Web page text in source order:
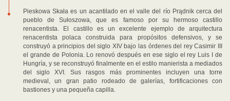
Pieskowa Skała es un acantilado en el valle del río Prądnik cerca del
pueblo de Sułoszowa, que es famoso por su hermoso castillo
renacentista. El castillo es un excelente ejemplo de arquitectura
renacentista polaca construida para propósitos defensivos, y se
construyó a principios del siglo XIV bajo las órdenes del rey Casimir III
el grande de Polonia. Lo renovó después en ese siglo el rey Luis I de
Hungría, y se reconstruyó finalmente en el estilo manierista a mediados
del siglo XVI. Sus rasgos más prominentes incluyen una torre
medieval, un gran patio rodeado de galerías, fortificaciones con
bastiones y una pequeña capilla.